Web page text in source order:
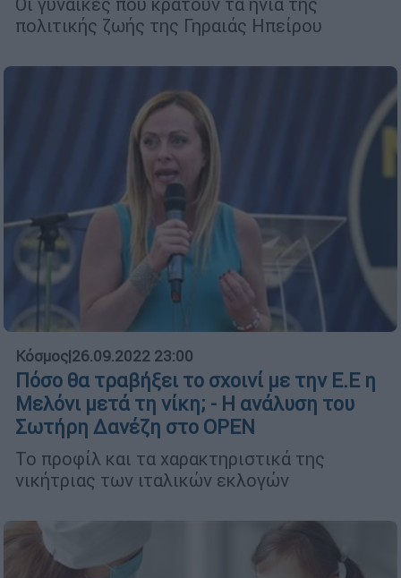
πολιτικής ζωής της Γηραιάς Ηπείρου
Κόσμος|26.09.2022 23:00
Πόσο θα τραβήξει το σχοινί με την Ε.Ε η
Μελόνι μετά τη νίκη; - Η ανάλυση του
Σωτήρη Δανέζη στο OPEN
Το προφίλ και τα χαρακτηριστικά της
νικήτριας των ιταλικών εκλογών